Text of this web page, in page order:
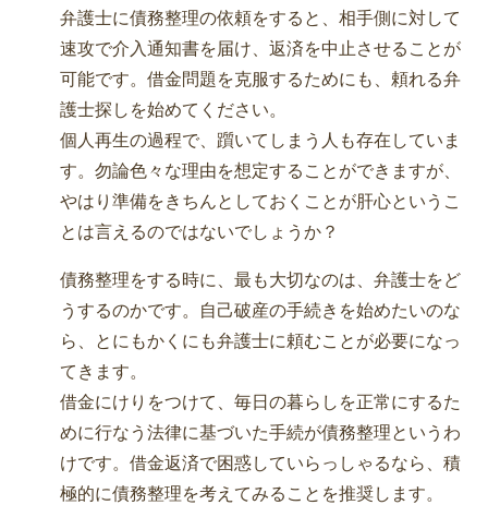
弁護士に債務整理の依頼をすると、相手側に対して
速攻で介入通知書を届け、返済を中止させることが
可能です。借金問題を克服するためにも、頼れる弁
護士探しを始めてください。
個人再生の過程で、躓いてしまう人も存在していま
す。勿論色々な理由を想定することができますが、
やはり準備をきちんとしておくことが肝心というこ
とは言えるのではないでしょうか？
債務整理をする時に、最も大切なのは、弁護士をど
うするのかです。自己破産の手続きを始めたいのな
ら、とにもかくにも弁護士に頼むことが必要になっ
てきます。
借金にけりをつけて、毎日の暮らしを正常にするた
めに行なう法律に基づいた手続が債務整理というわ
けです。借金返済で困惑していらっしゃるなら、積
極的に債務整理を考えてみることを推奨します。